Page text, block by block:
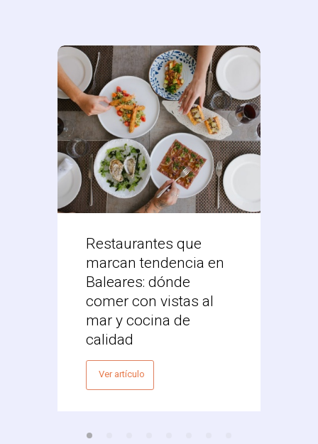
Restaurantes que
marcan tendencia en
Baleares: dónde
comer con vistas al
mar y cocina de
calidad
Ver artículo